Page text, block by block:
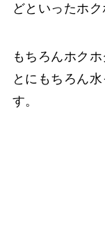
どといったホク
もちろんホク
とにもちろん
す。